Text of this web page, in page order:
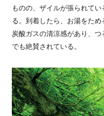
ものの、ザイルが張られて
る。到着したら、お湯をた
炭酸ガスの清涼感があり、
でも絶賛されている。